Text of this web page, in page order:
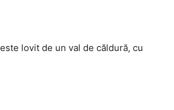
lovit de un val de căldură, cu